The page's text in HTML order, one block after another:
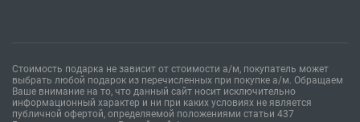
Стоимость подарка не зависит от стоимости а/м, покупатель может
выбрать любой подарок из перечисленных при покупке а/м. Обращаем
Ваше внимание на то, что данный сайт носит исключительно
информационный характер и ни при каких условиях не является
публичной офертой, определяемой положениями статьи 437